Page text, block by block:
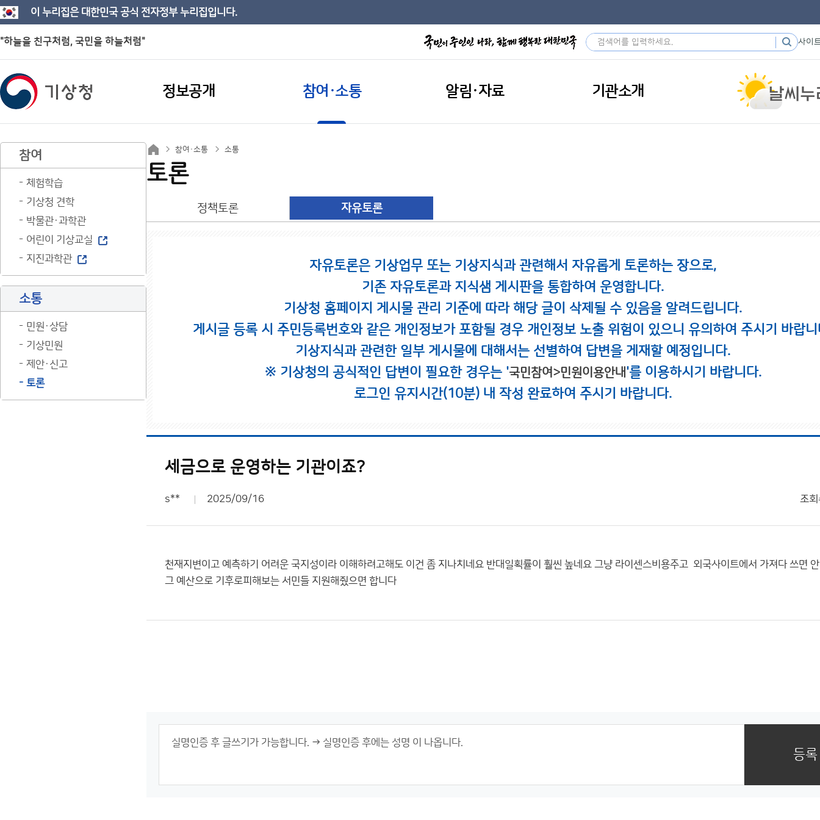
이 누리집은 대한민국 공식 전자정부 누리집입니다.
"하늘을 친구처럼, 국민을 하늘처럼" 사이
정보공개 참여·소통 알림·자료 기관소개
참여
체험학습
기상청 견학
박물관·과학관
어린이 기상교실
지진과학관
소통
민원·상담
기상민원
제안·신고
토론
참여·소통 소통
토론
정책토론 자유토론
자유토론은 기상업무 또는 기상지식과 관련해서 자유롭게 토론하는 장으로,
기존 자유토론과 지식샘 게시판을 통합하여 운영합니다.
기상청 홈페이지 게시물 관리 기준에 따라 해당 글이 삭제될 수 있음을 알려드립니다.
게시글 등록 시 주민등록번호와 같은 개인정보가 포함될 경우 개인정보 노출 위험이 있으니 유의하여 주시기 바랍니
기상지식과 관련한 일부 게시물에 대해서는 선별하여 답변을 게재할 예정입니다.
※ 기상청의 공식적인 답변이 필요한 경우는 '국민참여>민원이용안내'를 이용하시기 바랍니다.
로그인 유지시간(10분) 내 작성 완료하여 주시기 바랍니다.
세금으로 운영하는 기관이죠?
s** 2025/09/16 조회
천재지변이고 예측하기 어려운 국지성이라 이해하려고해도 이건 좀 지나치네요 반대일획률이 훨씬 높네요 그냥 라이센스비용주고 외국사이트에서 가져다 쓰면
그 예산으로 기후로피해보는 서민들 지원해줬으면 합니다
등록